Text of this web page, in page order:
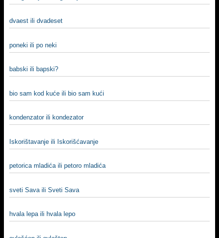
dvaest ili dvadeset
poneki ili po neki
babski ili bapski?
bio sam kod kuće ili bio sam kući
kondenzator ili kondezator
Iskorištavanje ili Iskorišćavanje
petorica mladića ili petoro mladića
sveti Sava ili Sveti Sava
hvala lepa ili hvala lepo